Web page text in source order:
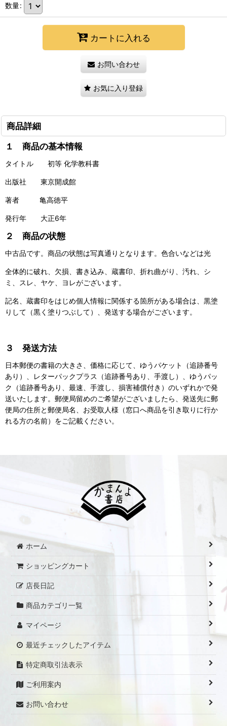
数量:
カートに入れる
お問い合わせ
お気に入り登録
商品詳細
１ 商品の基本情報
タイトル 初等 化学教科書
出版社 東京開成館
著者 亀高徳平
発行年 大正6年
２ 商品の状態
中古品です。商品の状態は写真通りとなります。色合いなどは光
全体的に破れ、欠損、書き込み、蔵書印、折れ曲がり、汚れ、シ
ミ、スレ、ヤケ、ヨレがございます。
記名、蔵書印をはじめ個人情報に関係する箇所がある場合は、黒塗
りして（黒く塗りつぶして）、発送する場合がございます。
３ 発送方法
日本郵便の書籍の大きさ、価格に応じて、ゆうパケット（追跡番号
あり）、レターパックプラス（追跡番号あり、手渡し）、ゆうパッ
ク（追跡番号あり、最速、手渡し、損害補償付き）のいずれかで発
送いたします。郵便局留めのご希望がございましたら、発送先に郵
便局の住所と郵便局名、お受取人様（窓口へ商品を引き取りに行か
れる方の名前）をご記載ください。
ホーム
ショッピングカート
店長日記
商品カテゴリ一覧
マイページ
最近チェックしたアイテム
特定商取引法表示
ご利用案内
お問い合わせ